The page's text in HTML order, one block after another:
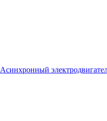
Асинхронный